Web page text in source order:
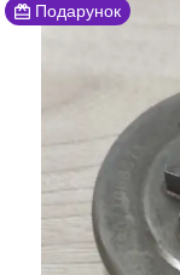
Подарунок